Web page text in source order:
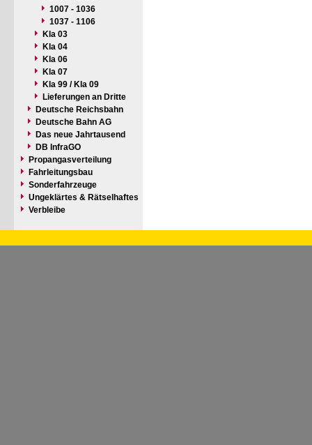
1007 - 1036
1037 - 1106
Kla 03
Kla 04
Kla 06
Kla 07
Kla 99 / Kla 09
Lieferungen an Dritte
Deutsche Reichsbahn
Deutsche Bahn AG
Das neue Jahrtausend
DB InfraGO
Propangasverteilung
Fahrleitungsbau
Sonderfahrzeuge
Ungeklärtes & Rätselhaftes
Verbleibe